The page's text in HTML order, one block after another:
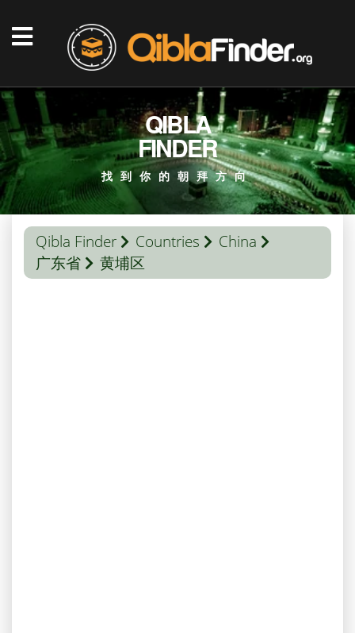
QIBLA
FINDER
找到你的朝拜方向
Qibla Finder Countries
China
广东省
黄埔区